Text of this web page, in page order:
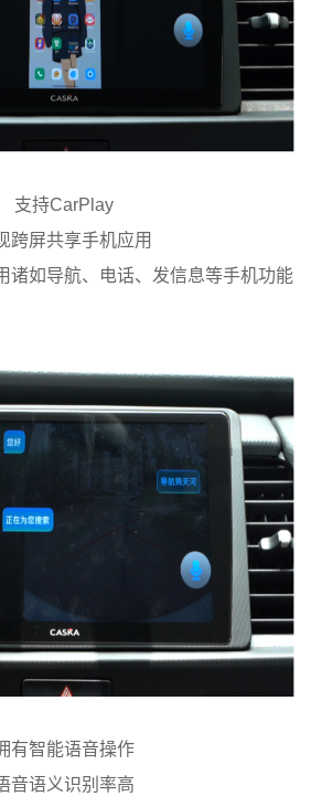
支持CarPlay
跨屏共享手机应用
诸如导航、电话、发信息等手机功能
有智能语音操作
音语义识别率高